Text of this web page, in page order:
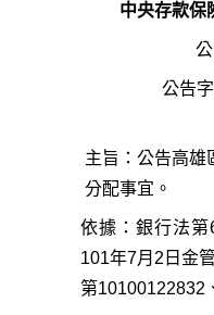
中央存款保
公告日期：
公告字號：存
主旨：公告高雄
分配事宜。
依據：銀行法
101年7月2日金
第10100122832